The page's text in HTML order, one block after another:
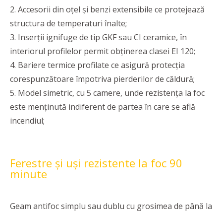
2. Accesorii din oţel şi benzi extensibile ce protejează
structura de temperaturi înalte;
3. Inserții ignifuge de tip GKF sau CI ceramice, în
interiorul profilelor permit obţinerea clasei EI 120;
4. Bariere termice profilate ce asigură protecţia
corespunzătoare împotriva pierderilor de căldură;
5. Model simetric, cu 5 camere, unde rezistenţa la foc
este menţinută indiferent de partea în care se află
incendiul;
Ferestre și uși rezistente la foc 90
minute
Geam antifoc simplu sau dublu cu grosimea de până la